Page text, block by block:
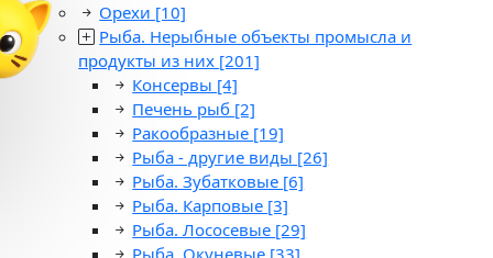
Орехи [10]
Рыба. Нерыбные объекты промысла и
продукты из них [201]
Консервы [4]
Печень рыб [2]
Ракообразные [19]
Рыба - другие виды [26]
Рыба. Зубатковые [6]
Рыба. Карповые [3]
Рыба. Лососевые [29]